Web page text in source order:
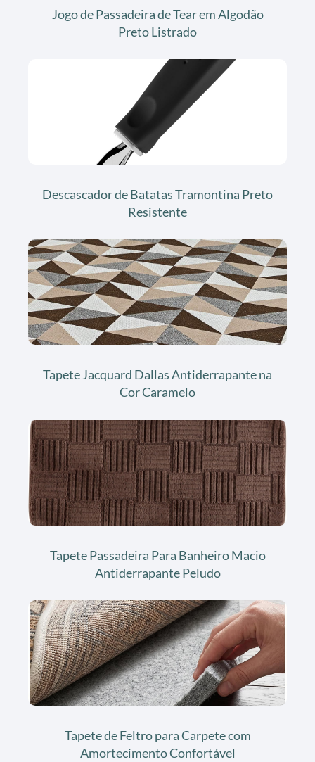
Jogo de Passadeira de Tear em Algodão
Preto Listrado
Descascador de Batatas Tramontina Preto
Resistente
Tapete Jacquard Dallas Antiderrapante na
Cor Caramelo
Tapete Passadeira Para Banheiro Macio
Antiderrapante Peludo
Tapete de Feltro para Carpete com
Amortecimento Confortável